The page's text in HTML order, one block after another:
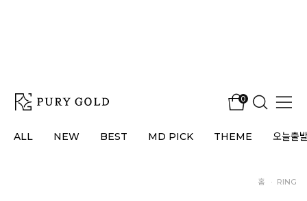
0
ALL NEW BEST MD PICK THEME 오늘출
홈 · RING